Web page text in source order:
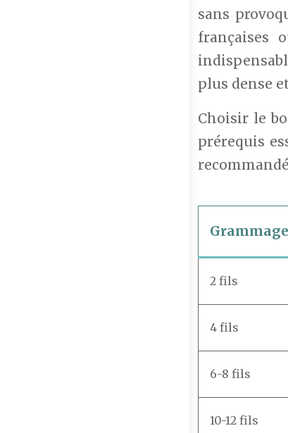
sans
françaises
plus dense
Choisir le
prérequis
Grammage
2 fils
4 fils
6-8 fils
10-12 fils